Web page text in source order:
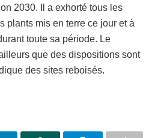
2030. Il a exhorté tous les
plants mis en terre ce jour et à
toute sa période. Le
que des dispositions sont
des sites reboisés.